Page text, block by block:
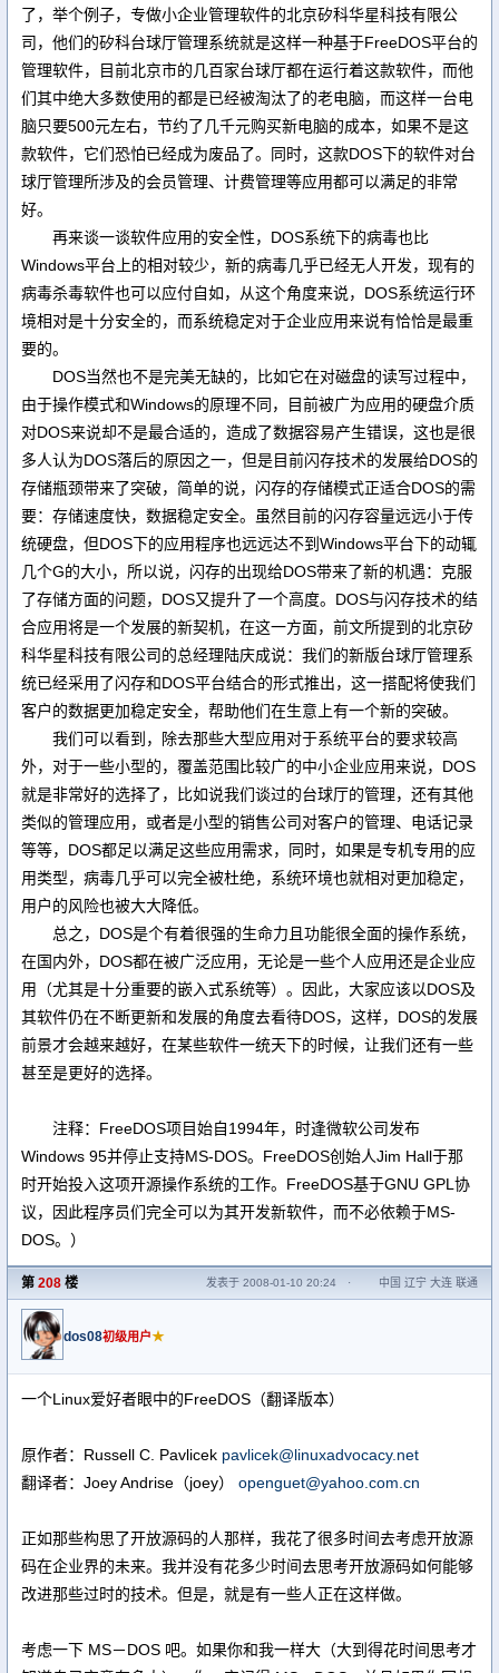
了，举个例子，专做小企业管理软件的北京矽科华星科技有限公
司，他们的矽科台球厅管理系统就是这样一种基于FreeDOS平台的
管理软件，目前北京市的几百家台球厅都在运行着这款软件，而他
们其中绝大多数使用的都是已经被淘汰了的老电脑，而这样一台电
脑只要500元左右，节约了几千元购买新电脑的成本，如果不是这
款软件，它们恐怕已经成为废品了。同时，这款DOS下的软件对台
球厅管理所涉及的会员管理、计费管理等应用都可以满足的非常
好。
再来谈一谈软件应用的安全性，DOS系统下的病毒也比
Windows平台上的相对较少，新的病毒几乎已经无人开发，现有的
病毒杀毒软件也可以应付自如，从这个角度来说，DOS系统运行环
境相对是十分安全的，而系统稳定对于企业应用来说有恰恰是最重
要的。
DOS当然也不是完美无缺的，比如它在对磁盘的读写过程中，
由于操作模式和Windows的原理不同，目前被广为应用的硬盘介质
对DOS来说却不是最合适的，造成了数据容易产生错误，这也是很
多人认为DOS落后的原因之一，但是目前闪存技术的发展给DOS的
存储瓶颈带来了突破，简单的说，闪存的存储模式正适合DOS的需
要：存储速度快，数据稳定安全。虽然目前的闪存容量远远小于传
统硬盘，但DOS下的应用程序也远远达不到Windows平台下的动辄
几个G的大小，所以说，闪存的出现给DOS带来了新的机遇：克服
了存储方面的问题，DOS又提升了一个高度。DOS与闪存技术的结
合应用将是一个发展的新契机，在这一方面，前文所提到的北京矽
科华星科技有限公司的总经理陆庆成说：我们的新版台球厅管理系
统已经采用了闪存和DOS平台结合的形式推出，这一搭配将使我们
客户的数据更加稳定安全，帮助他们在生意上有一个新的突破。
我们可以看到，除去那些大型应用对于系统平台的要求较高
外，对于一些小型的，覆盖范围比较广的中小企业应用来说，DOS
就是非常好的选择了，比如说我们谈过的台球厅的管理，还有其他
类似的管理应用，或者是小型的销售公司对客户的管理、电话记录
等等，DOS都足以满足这些应用需求，同时，如果是专机专用的应
用类型，病毒几乎可以完全被杜绝，系统环境也就相对更加稳定，
用户的风险也被大大降低。
总之，DOS是个有着很强的生命力且功能很全面的操作系统，
在国内外，DOS都在被广泛应用，无论是一些个人应用还是企业应
用（尤其是十分重要的嵌入式系统等）。因此，大家应该以DOS及
其软件仍在不断更新和发展的角度去看待DOS，这样，DOS的发展
前景才会越来越好，在某些软件一统天下的时候，让我们还有一些
甚至是更好的选择。
注释：FreeDOS项目始自1994年，时逢微软公司发布
Windows 95并停止支持MS-DOS。FreeDOS创始人Jim Hall于那
时开始投入这项开源操作系统的工作。FreeDOS基于GNU GPL协
议，因此程序员们完全可以为其开发新软件，而不必依赖于MS-
DOS。）
第 208 楼 发表于 2008-01-10 20:24· 中国 辽宁 大连 联通
dos08初级用户★
一个Linux爱好者眼中的FreeDOS（翻译版本）
原作者：Russell C. Pavlicek pavlicek@linuxadvocacy.net
翻译者：Joey Andrise（joey） openguet@yahoo.com.cn
正如那些构思了开放源码的人那样，我花了很多时间去考虑开放源
码在企业界的未来。我并没有花多少时间去思考开放源码如何能够
改进那些过时的技术。但是，就是有一些人正在这样做。
考虑一下 MS－DOS 吧。如果你和我一样大（大到得花时间思考才